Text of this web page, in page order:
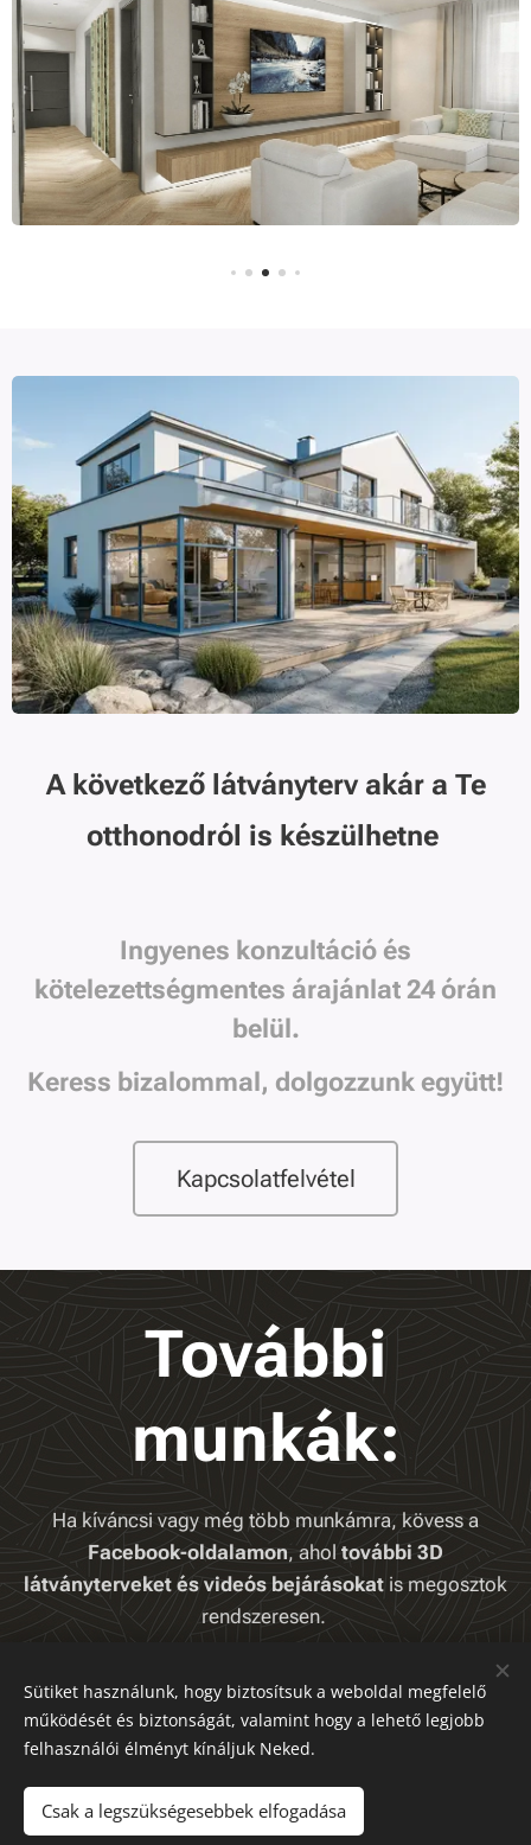
A következő látványterv akár a Te
otthonodról is készülhetne
Ingyenes konzultáció és
kötelezettségmentes árajánlat 24 órán
belül.
Keress bizalommal, dolgozzunk együtt!
Kapcsolatfelvétel
További
munkák:
Ha kíváncsi vagy még több munkámra, kövess a
Facebook-oldalamon, ahol további 3D
látványterveket és videós bejárásokat is megosztok
rendszeresen.
Facebook
Sütiket használunk, hogy biztosítsuk a weboldal megfelelő
működését és biztonságát, valamint hogy a lehető legjobb
felhasználói élményt kínáljuk Neked.
Csak a legszükségesebbek elfogadása